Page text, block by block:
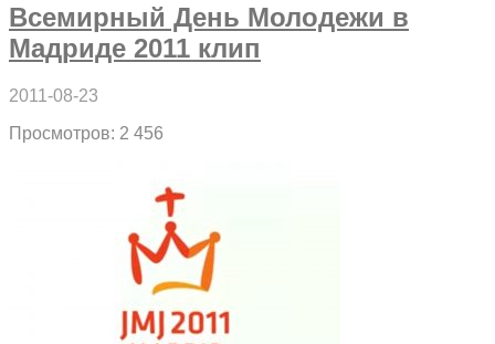
Всемирный День Молодежи в
Мадриде 2011 клип
2011-08-23
Просмотров: 2 456